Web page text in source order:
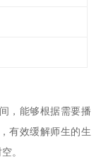
，能够根据需要播
有效缓解师生的生
。